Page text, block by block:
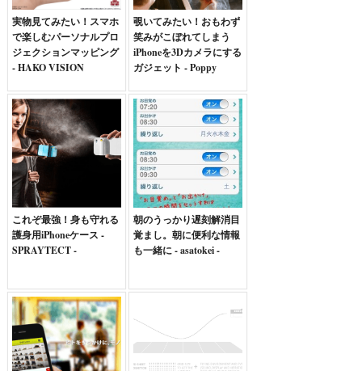
実物見てみたい！スマホ
で楽しむパーソナルプロ
ジェクションマッピング
- HAKO VISION
覗いてみたい！おもわず
笑みがこぼれてしまう
iPhoneを3Dカメラにする
ガジェット - Poppy
これぞ最強！身も守れる
護身用iPhoneケース -
SPRAYTECT -
朝のうっかり遅刻解消目
覚まし。朝に便利な情報
も一緒に - asatokei -